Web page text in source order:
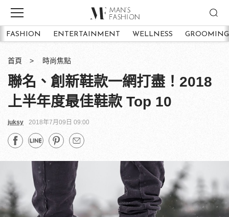
FASHION ENTERTAINMENT WELLNESS GROOMING
首頁 時尚焦點
聯名、創新鞋款一網打盡！2018
上半年度最佳鞋款 Top 10
juksy 2018年7月09日 09:00